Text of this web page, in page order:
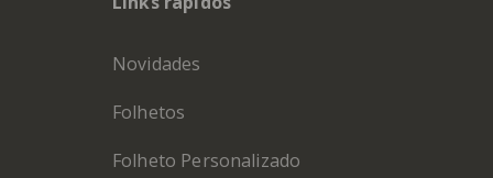
Novidades
Folhetos
Folheto Personalizado